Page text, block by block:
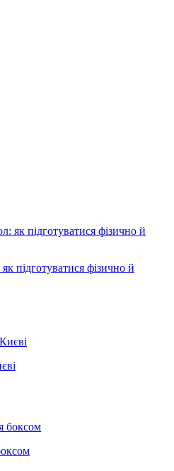
підготуватися фізично й